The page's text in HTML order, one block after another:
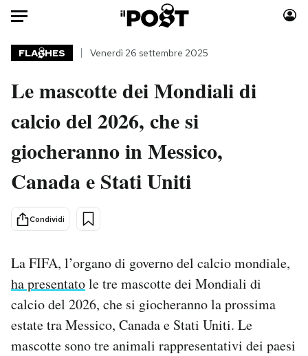
Auto
Italia
Politica
Tecnologia
Scienza
Cultura
Sport
Moda
Consumismi
Storie/Idee
FLA HES Venerdì 26 settembre 2025
Le mascotte dei Mondiali di
calcio del 2026, che si
giocheranno in Messico,
Canada e Stati Uniti
Condividi
La FIFA, l’organo di governo del calcio mondiale,
ha presentatole tre mascotte dei Mondiali di
calcio del 2026, che si giocheranno la prossima
estate tra Messico, Canada e Stati Uniti. Le
mascotte sono tre animali rappresentativi dei paesi